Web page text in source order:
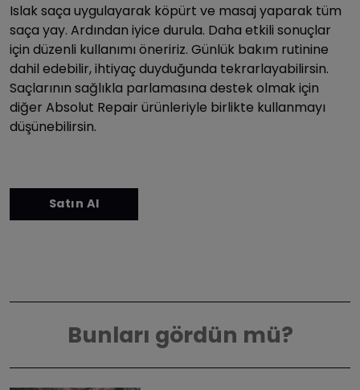
Islak saça uygulayarak köpürt ve masaj yaparak tüm
saça yay. Ardından iyice durula. Daha etkili sonuçlar
için düzenli kullanımı öneririz. Günlük bakım rutinine
dahil edebilir, ihtiyaç duyduğunda tekrarlayabilirsin.
Saçlarının sağlıkla parlamasına destek olmak için
diğer Absolut Repair ürünleriyle birlikte kullanmayı
düşünebilirsin.
Bunları gördün mü?